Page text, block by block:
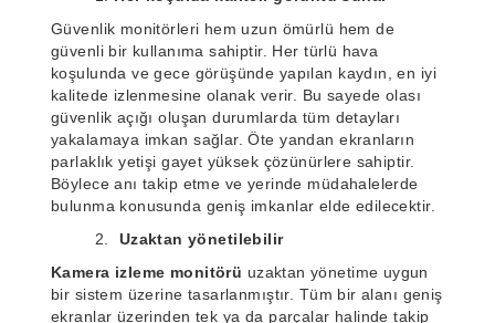
Güvenlik monitörleri hem uzun ömürlü hem de
güvenli bir kullanıma sahiptir. Her türlü hava
koşulunda ve gece görüşünde yapılan kaydın, en iyi
kalitede izlenmesine olanak verir. Bu sayede olası
güvenlik açığı oluşan durumlarda tüm detayları
yakalamaya imkan sağlar. Öte yandan ekranların
parlaklık yetişi gayet yüksek çözünürlere sahiptir.
Böylece anı takip etme ve yerinde müdahalelerde
bulunma konusunda geniş imkanlar elde edilecektir.
2. Uzaktan yönetilebilir
Kamera izleme monitörü uzaktan yönetime uygun
bir sistem üzerine tasarlanmıştır. Tüm bir alanı geniş
ekranlar üzerinden tek ya da parçalar halinde takip